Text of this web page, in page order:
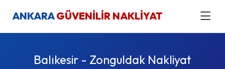
ANKARAGÜVENİLİR NAKLİYAT
Balıkesir - Zonguldak Nakliyat